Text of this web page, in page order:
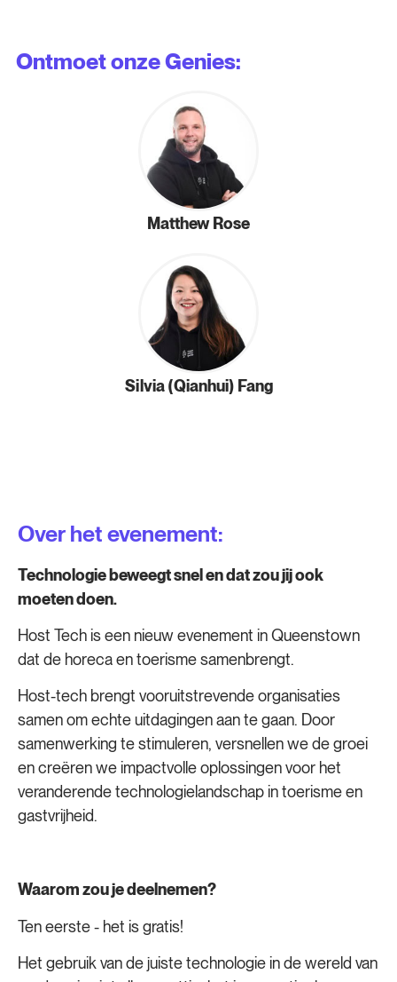
Ontmoet onze Genies:
Matthew Rose
Silvia (Qianhui) Fang
Over het evenement:
Technologie beweegt snel en dat zou jij ook
moeten doen.
Host Tech is een nieuw evenement in Queenstown
dat de horeca en toerisme samenbrengt.
Host-tech brengt vooruitstrevende organisaties
samen om echte uitdagingen aan te gaan. Door
samenwerking te stimuleren, versnellen we de groei
en creëren we impactvolle oplossingen voor het
veranderende technologielandschap in toerisme en
gastvrijheid.
Waarom zou je deelnemen?
Ten eerste - het is gratis!
Het gebruik van de juiste technologie in de wereld van